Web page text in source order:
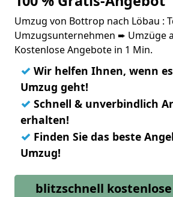
Umzug von Bottrop nach Löbau :
Umzugsunternehmen ➨ Umzüge
Kostenlose Angebote in 1 Min.
✓ Wir helfen Ihnen, wenn
Umzug geht!
✓ Schnell & unverbindlich
erhalten!
✓ Finden Sie das beste
Umzug!
blitzschnell